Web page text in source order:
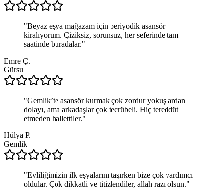
"Beyaz eşya mağazam için periyodik asansör
kiralıyorum. Çiziksiz, sorunsuz, her seferinde tam
saatinde buradalar."
Emre Ç.
Gürsu
"Gemlik’te asansör kurmak çok zordur yokuşlardan
dolayı, ama arkadaşlar çok tecrübeli. Hiç tereddüt
etmeden hallettiler."
Hülya P.
Gemlik
"Evliliğimizin ilk eşyalarını taşırken bize çok yardımcı
oldular. Çok dikkatli ve titizlendiler, allah razı olsun."